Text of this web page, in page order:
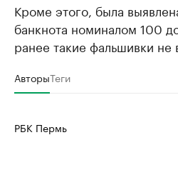
Кроме этого, была
банкнота номиналом 100
ранее такие фальшивки не
АвторыТеги
РБК Пермь